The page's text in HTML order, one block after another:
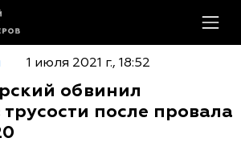
1 июля 2021 г., 18:52
обвинил
после провала